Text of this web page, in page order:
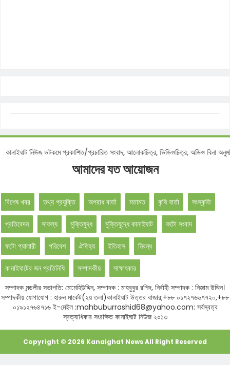
:কানাইঘাট নিউজ ডটকমে প্রকাশিত/প্রচারিত সংবাদ, আলোকচিত্র, ভিডিওচিত্র, অডিও
আমাদের যত আয়োজন
বিশেষ খবর তথ্য প্রযুক্তি অপরাধ বার্তা মতামত কৃষি বার্তা সংস্কৃতি
প্রতিবেদন সাফল্য মুক্তিযুদ্ধ মুক্তিযুদ্ধে কানাইঘাট ফটো সংবাদ
ফটো গ্যালারী পরিবেশ ঐতিহ্য ইতিহাস নিবন্ধ
কানাইঘাটের জন প্রতিনিধি সম্পাদকীয়
সাক্ষাৎকার
সম্পাদক মন্ডলীর সভাপতি: মো:মহিউদ্দিন, সম্পাদক : মাহবুবুর রশিদ, নির্বাহী সম্পাদক : নিজাম উদ্দিন।
সম্পাদকীয় যোগাযোগ : হারুন মার্কেট(২য় তলা)কানাইঘাট উত্তর বাজার;+৮৮ ০১৭২৭৬৬৭৭২০,+৮৮
০১৯১২৭৬৪৭১৬ ই-মেইল :mahbuburrashid68@yahoo.com: সর্বস্বত্ব
স্বত্বাধিকার সংরক্ষিত কানাইঘাট নিউজ ২০১৩
Copyright © 2026 Kanaighat NewsAll Right Reserved